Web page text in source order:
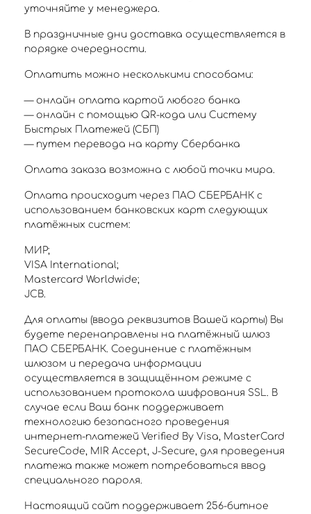
уточняйте у менеджера.
В праздничные дни доставка осуществляется в
порядке очередности.
Оплатить можно несколькими способами:
— онлайн оплата картой любого банка
— онлайн с помощью QR-кода или Систему
Быстрых Платежей (СБП)
— путем перевода на карту Сбербанка
Оплата заказа возможна с любой точки мира.
Оплата происходит через ПАО СБЕРБАНК с
использованием банковских карт следующих
платёжных систем:
МИР;
VISA International;
Mastercard Worldwide;
JCB.
Для оплаты (ввода реквизитов Вашей карты) Вы
будете перенаправлены на платёжный шлюз
ПАО СБЕРБАНК. Соединение с платёжным
шлюзом и передача информации
осуществляется в защищённом режиме с
использованием протокола шифрования SSL. В
случае если Ваш банк поддерживает
технологию безопасного проведения
интернет-платежей Verified By Visa, MasterCard
SecureCode, MIR Accept, J-Secure, для проведения
платежа также может потребоваться ввод
специального пароля.
Настоящий сайт поддерживает 256-битное